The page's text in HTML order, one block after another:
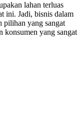
lahan terluas
ini. Jadi, bisnis dalam
pilihan yang sangat
konsumen yang sangat